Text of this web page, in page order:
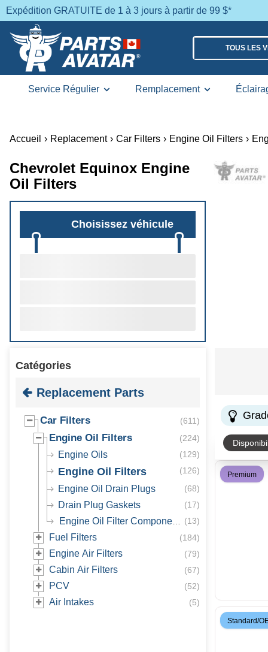
Expédition GRATUITE de 1 à 3 jours à partir de 99 $*
TOUS LES
Service Régulier Remplacement
Accueil › Replacement › Car Filters › Engine Oil Filters ›
Chevrolet Equinox Engine
Oil Filters
Choisissez véhicule
Catégories
Replacement Parts
Car Filters (611)
Engine Oil Filters (224)
Engine Oils (129)
Engine Oil Filters (126)
Engine Oil Drain Plugs (68)
Drain Plug Gaskets (17)
Engine Oil Filter Components (13)
Fuel Filters (184)
Engine Air Filters (79)
Cabin Air Filters (67)
PCV (52)
Air Intakes (5)
Premium
Standard/